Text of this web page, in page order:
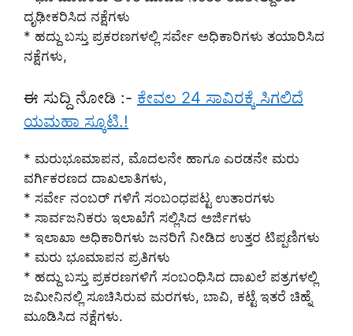
ದೃಢೀಕರಿಸಿದ ನಕ್ಷೆಗಳು
* ಹದ್ದು ಬಸ್ತು ಪ್ರಕರಣಗಳಲ್ಲಿ ಸರ್ವೇ ಅಧಿಕಾರಿಗಳು ತಯಾರಿಸಿದ
ನಕ್ಷೆಗಳು,
ಈ ಸುದ್ದಿ ನೋಡಿ :- ಕೇವಲ 24 ಸಾವಿರಕ್ಕೆ ಸಿಗಲಿದೆ
ಯಮಹಾ ಸ್ಕೂಟಿ.!
* ಮರುಭೂಮಾಪನ, ಮೊದಲನೇ ಹಾಗೂ ಎರಡನೇ ಮರು
ವರ್ಗಿಕರಣದ ದಾಖಲಾತಿಗಳು,
* ಸರ್ವೇ ನಂಬರ್ ಗಳಿಗೆ ಸಂಬಂಧಪಟ್ಟ ಉತಾರಗಳು
* ಸಾರ್ವಜನಿಕರು ಇಲಾಖೆಗೆ ಸಲ್ಲಿಸಿದ ಅರ್ಜಿಗಳು
* ಇಲಾಖಾ ಅಧಿಕಾರಿಗಳು ಜನರಿಗೆ ನೀಡಿದ ಉತ್ತರ ಟಿಪ್ಪಣಿಗಳು
* ಮರು ಭೂಮಾಪನ ಪ್ರತಿಗಳು
* ಹದ್ದು ಬಸ್ತು ಪ್ರಕರಣಗಳಿಗೆ ಸಂಬಂಧಿಸಿದ ದಾಖಲೆ ಪತ್ರಗಳಲ್ಲಿ
ಜಮೀನಿನಲ್ಲಿ ಸೂಚಿಸಿರುವ ಮರಗಳು, ಬಾವಿ, ಕಟ್ಟೆ ಇತರೆ ಚಿಹ್ನೆ
ಮೂಡಿಸಿದ ನಕ್ಷೆಗಳು.